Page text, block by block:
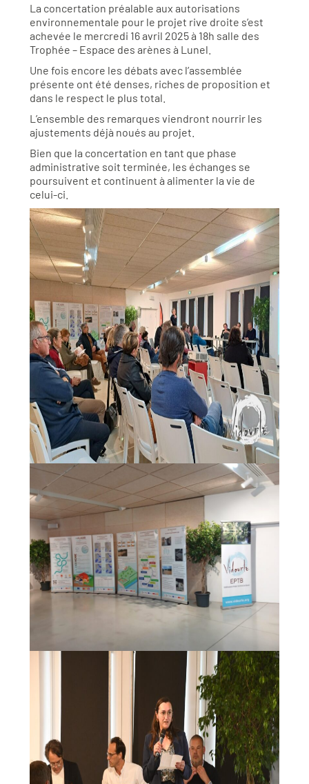
La concertation préalable aux autorisations
environnementale pour le projet rive droite s’est
achevée le mercredi 16 avril 2025 à 18h salle des
Trophée – Espace des arènes à Lunel.
Une fois encore les débats avec l’assemblée
présente ont été denses, riches de proposition et
dans le respect le plus total.
L’ensemble des remarques viendront nourrir les
ajustements déjà noués au projet.
Bien que la concertation en tant que phase
administrative soit terminée, les échanges se
poursuivent et continuent à alimenter la vie de
celui-ci.